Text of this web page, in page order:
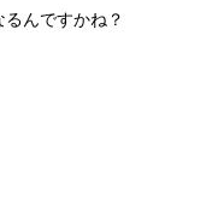
んですかね？